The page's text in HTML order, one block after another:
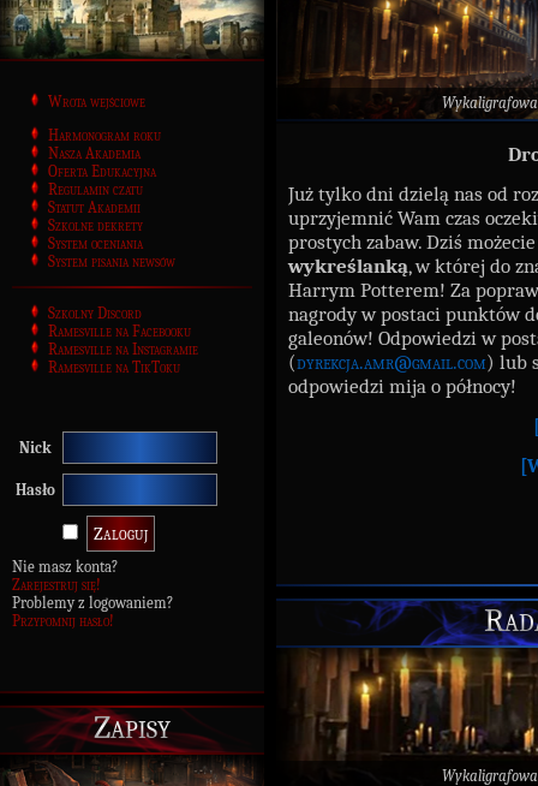
Wrota wejściowe
Harmonogram roku
Nasza Akademia
Oferta Edukacyjna
Regulamin czatu
Statut Akademii
Szkolne dekrety
System oceniania
System pisania newsów
Szkolny Discord
Ramesville na Facebooku
Ramesville na Instagramie
Ramesville na TikToku
Nick
Hasło
Nie masz konta?
Zarejestruj się!
Problemy z logowaniem?
Przypomnij hasło!
Zapisy
Już tylko dni dzielą nas od
uprzyjemnić Wam czas
prostych zabaw. Dziś
wykreślanką, w której do
Harrym Potterem! Za
nagrody w postaci punktów
galeonów! Odpowiedzi w
(dyrekcja.amr@gmail.com) lub
odpowiedzi mija o północy!